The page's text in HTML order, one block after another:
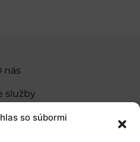
so súbormi
nás
služby
a podpora